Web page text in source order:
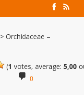
>Orchidaceae –
(1 votes, average:5,00
0